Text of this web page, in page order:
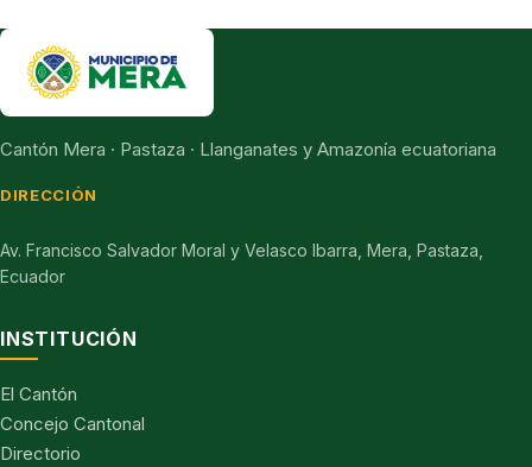
Cantón Mera · Pastaza · Llanganates y Amazonía ecuatoriana
DIRECCIÓN
Av. Francisco Salvador Moral y Velasco Ibarra, Mera, Pastaza,
Ecuador
INSTITUCIÓN
El Cantón
Concejo Cantonal
Directorio